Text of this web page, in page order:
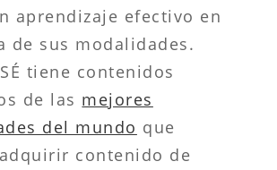
aprendizaje efectivo en
de sus modalidades.
tiene contenidos
de las mejores
del mundo que
contenido de